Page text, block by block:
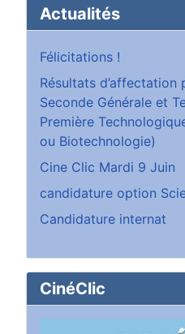
Actualités
Félicitations !
Résultats d’affectation
Seconde Générale et
Première
ou Biotechnologie)
Cine Clic Mardi 9 Juin
candidature option
Candidature internat
CinéClic